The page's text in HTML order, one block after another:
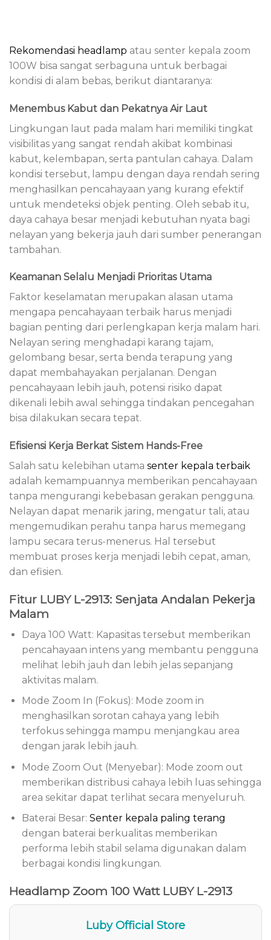
Rekomendasi headlamp atau senter kepala zoom
100W bisa sangat serbaguna untuk berbagai
kondisi di alam bebas, berikut diantaranya:
Menembus Kabut dan Pekatnya Air Laut
Lingkungan laut pada malam hari memiliki tingkat
visibilitas yang sangat rendah akibat kombinasi
kabut, kelembapan, serta pantulan cahaya. Dalam
kondisi tersebut, lampu dengan daya rendah sering
menghasilkan pencahayaan yang kurang efektif
untuk mendeteksi objek penting. Oleh sebab itu,
daya cahaya besar menjadi kebutuhan nyata bagi
nelayan yang bekerja jauh dari sumber penerangan
tambahan.
Keamanan Selalu Menjadi Prioritas Utama
Faktor keselamatan merupakan alasan utama
mengapa pencahayaan terbaik harus menjadi
bagian penting dari perlengkapan kerja malam hari.
Nelayan sering menghadapi karang tajam,
gelombang besar, serta benda terapung yang
dapat membahayakan perjalanan. Dengan
pencahayaan lebih jauh, potensi risiko dapat
dikenali lebih awal sehingga tindakan pencegahan
bisa dilakukan secara tepat.
Efisiensi Kerja Berkat Sistem Hands-Free
Salah satu kelebihan utama senter kepala terbaik
adalah kemampuannya memberikan pencahayaan
tanpa mengurangi kebebasan gerakan pengguna.
Nelayan dapat menarik jaring, mengatur tali, atau
mengemudikan perahu tanpa harus memegang
lampu secara terus-menerus. Hal tersebut
membuat proses kerja menjadi lebih cepat, aman,
dan efisien.
Fitur LUBY L-2913: Senjata Andalan Pekerja
Malam
Daya 100 Watt: Kapasitas tersebut memberikan
pencahayaan intens yang membantu pengguna
melihat lebih jauh dan lebih jelas sepanjang
aktivitas malam.
Mode Zoom In (Fokus): Mode zoom in
menghasilkan sorotan cahaya yang lebih
terfokus sehingga mampu menjangkau area
dengan jarak lebih jauh.
Mode Zoom Out (Menyebar): Mode zoom out
memberikan distribusi cahaya lebih luas sehingga
area sekitar dapat terlihat secara menyeluruh.
Baterai Besar: Senter kepala paling terang
dengan baterai berkualitas memberikan
performa lebih stabil selama digunakan dalam
berbagai kondisi lingkungan.
Headlamp Zoom 100 Watt LUBY L-2913
Luby Official Store